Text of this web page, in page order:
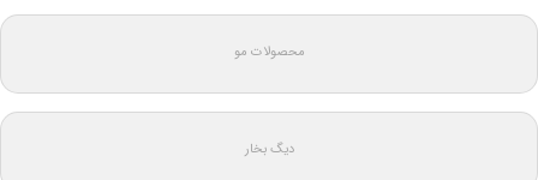
محصولات مو
دیگ بخار